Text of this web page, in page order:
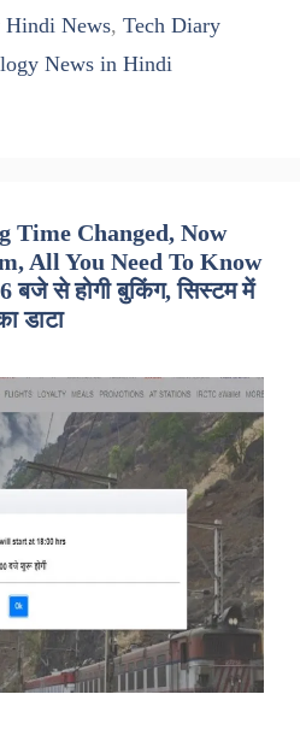
Hindi News, Tech Diary
News in Hindi
Time Changed, Now
All You Need To Know
से होगी बुकिंग, सिस्टम में
डाटा